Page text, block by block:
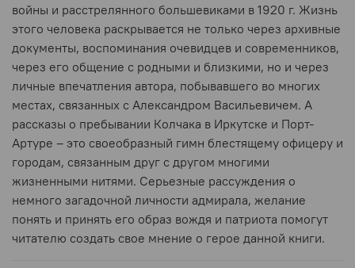
войны и расстрелянного большевиками в 1920 г. Жизнь
этого человека раскрывается не только через архивные
документы, воспоминания очевидцев и современников,
через его общение с родными и близкими, но и через
личные впечатления автора, побывавшего во многих
местах, связанных с Александром Васильевичем. А
рассказы о пребывании Колчака в Иркутске и Порт-
Артуре – это своеобразный гимн блестящему офицеру и
городам, связанным друг с другом многими
жизненными нитями. Серьезные рассуждения о
немного загадочной личности адмирала, желание
понять и принять его образ вождя и патриота помогут
читателю создать свое мнение о герое данной книги.